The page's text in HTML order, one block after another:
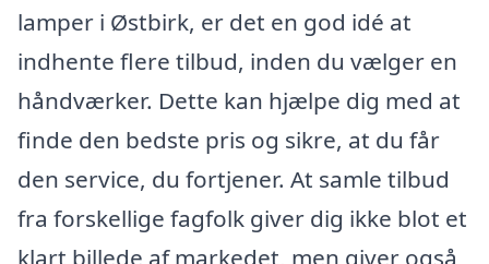
lamper i Østbirk, er det en god idé at
indhente flere tilbud, inden du vælger en
håndværker. Dette kan hjælpe dig med at
finde den bedste pris og sikre, at du får
den service, du fortjener. At samle tilbud
fra forskellige fagfolk giver dig ikke blot et
klart billede af markedet, men giver også